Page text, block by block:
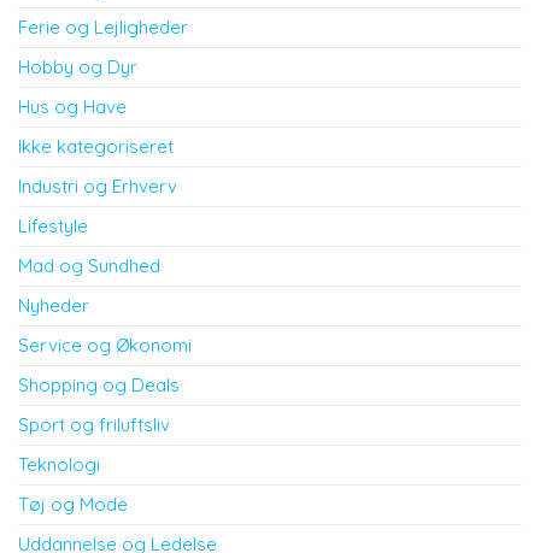
Ferie og Lejligheder
Hobby og Dyr
Hus og Have
Ikke kategoriseret
Industri og Erhverv
Lifestyle
Mad og Sundhed
Nyheder
Service og Økonomi
Shopping og Deals
Sport og friluftsliv
Teknologi
Tøj og Mode
Uddannelse og Ledelse